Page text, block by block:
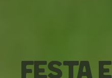
Festa